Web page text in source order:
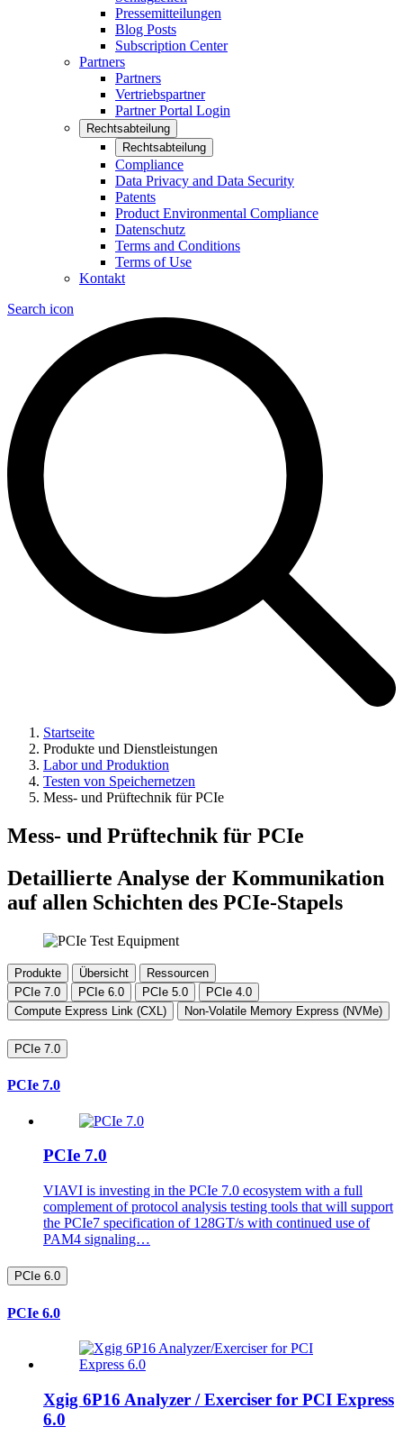
Pressemitteilungen
Blog Posts
Subscription Center
Partners
Partners
Vertriebspartner
Partner Portal Login
Rechtsabteilung
Rechtsabteilung
Compliance
Data Privacy and Data Security
Patents
Product Environmental Compliance
Datenschutz
Terms and Conditions
Terms of Use
Kontakt
Search icon
Startseite
Produkte und Dienstleistungen
Labor und Produktion
Testen von Speichernetzen
Mess- und Prüftechnik für PCIe
Mess- und Prüftechnik für PCIe
Detaillierte Analyse der Kommunikation
auf allen Schichten des PCIe-Stapels
Produkte Übersicht
Ressourcen
PCIe 7.0
PCIe 6.0 PCIe 5.0
PCIe 4.0
Compute Express Link (CXL)
Non-Volatile Memory Express (NVMe)
PCIe 7.0
PCIe 7.0
PCIe 7.0
VIAVI is investing in the PCIe 7.0 ecosystem with a full
complement of protocol analysis testing tools that will support
the PCIe7 specification of 128GT/s with continued use of
PAM4 signaling…
PCIe 6.0
PCIe 6.0
Xgig 6P16 Analyzer / Exerciser for PCI Express
6.0